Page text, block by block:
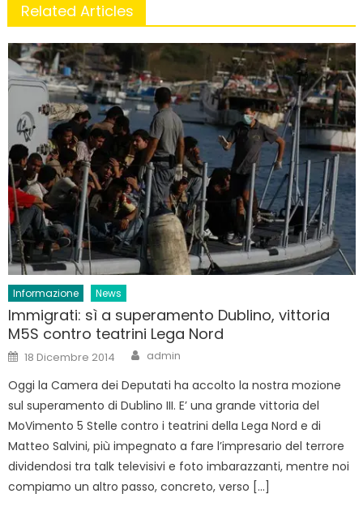
Related Articles
Informazione News
Immigrati: sì a superamento Dublino, vittoria
M5S contro teatrini Lega Nord
Posted
on
18 Dicembre 2014 Author
admin
Oggi la Camera dei Deputati ha accolto la nostra mozione
sul superamento di Dublino III. E’ una grande vittoria del
MoVimento 5 Stelle contro i teatrini della Lega Nord e di
Matteo Salvini, più impegnato a fare l’impresario del terrore
dividendosi tra talk televisivi e foto imbarazzanti, mentre noi
compiamo un altro passo, concreto, verso […]